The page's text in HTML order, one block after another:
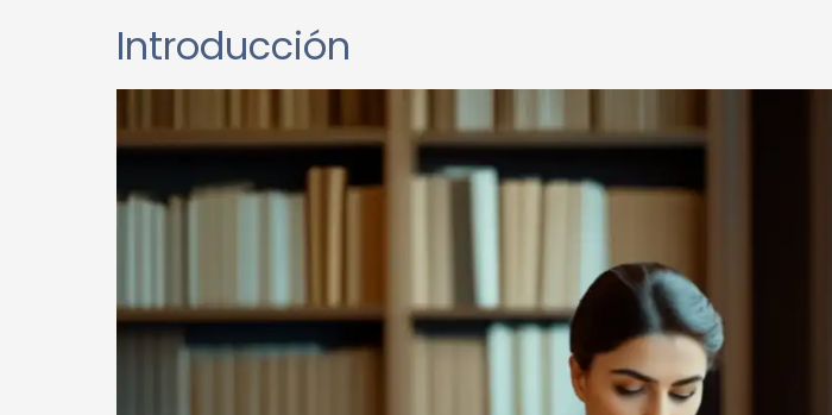
Introducción